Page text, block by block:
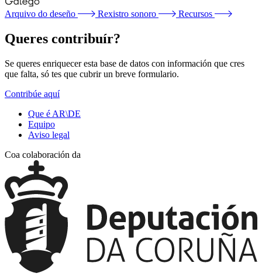
Arquivo do deseño Rexistro sonoro Recursos
Queres contribuír?
Se queres enriquecer esta base de datos con información que cres
que falta, só tes que cubrir un breve formulario.
Contribúe aquí
Que é AR\DE
Equipo
Aviso legal
Coa colaboración da